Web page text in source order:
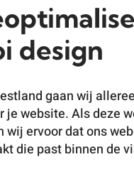
design
gaan wij
je website. Als deze
ervoor dat ons
die past binnen de